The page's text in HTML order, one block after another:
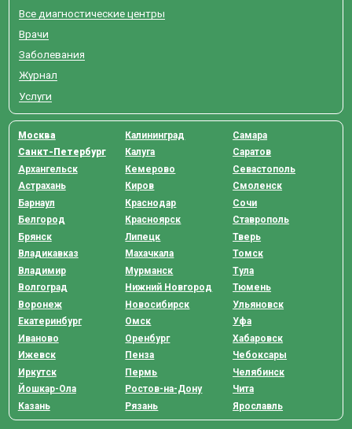
Все диагностические центры
Врачи
Заболевания
Журнал
Услуги
Москва
Санкт-Петербург
Архангельск
Астрахань
Барнаул
Белгород
Брянск
Владикавказ
Владимир
Волгоград
Воронеж
Екатеринбург
Иваново
Ижевск
Иркутск
Йошкар-Ола
Казань
Калининград
Калуга
Кемерово
Киров
Краснодар
Красноярск
Липецк
Махачкала
Мурманск
Нижний Новгород
Новосибирск
Омск
Оренбург
Пенза
Пермь
Ростов-на-Дону
Рязань
Самара
Саратов
Севастополь
Смоленск
Сочи
Ставрополь
Тверь
Томск
Тула
Тюмень
Ульяновск
Уфа
Хабаровск
Чебоксары
Челябинск
Чита
Ярославль